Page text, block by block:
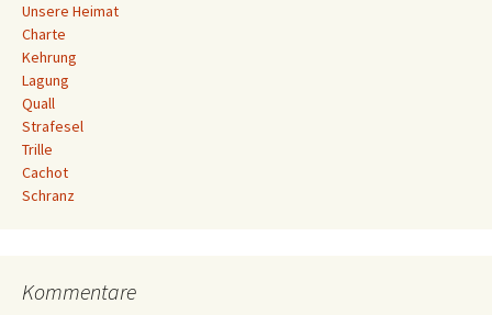
Unsere Heimat
Charte
Kehrung
Lagung
Quall
Strafesel
Trille
Cachot
Schranz
Kommentare